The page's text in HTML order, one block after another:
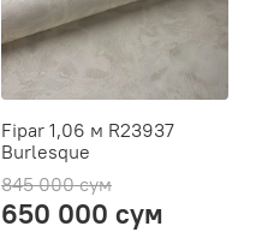
Fipar 1,06 м R23937
Burlesque
845 000 сум
650 000 сум